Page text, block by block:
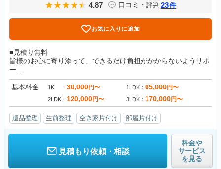
4.87 口コミ・評判 23件
お気に入りに追加
■見積り無料
皆様のお心に寄り添って、できるだけ負担がかからないようサポ
ー...
基本料金 1K 30,000円〜 1LDK 65,000円〜
2LDK 120,000円〜 3LDK 170,000円〜
遺品整理 生前整理 空き家片付け 部屋片付け
見積もり依頼・相談
料金や
サービス
を見る